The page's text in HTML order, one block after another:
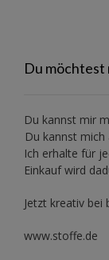
Du
Du kannst mir
Du kannst
Ich erhalte für
Einkauf wird
Jetzt kreativ bei
www.stoffe.de